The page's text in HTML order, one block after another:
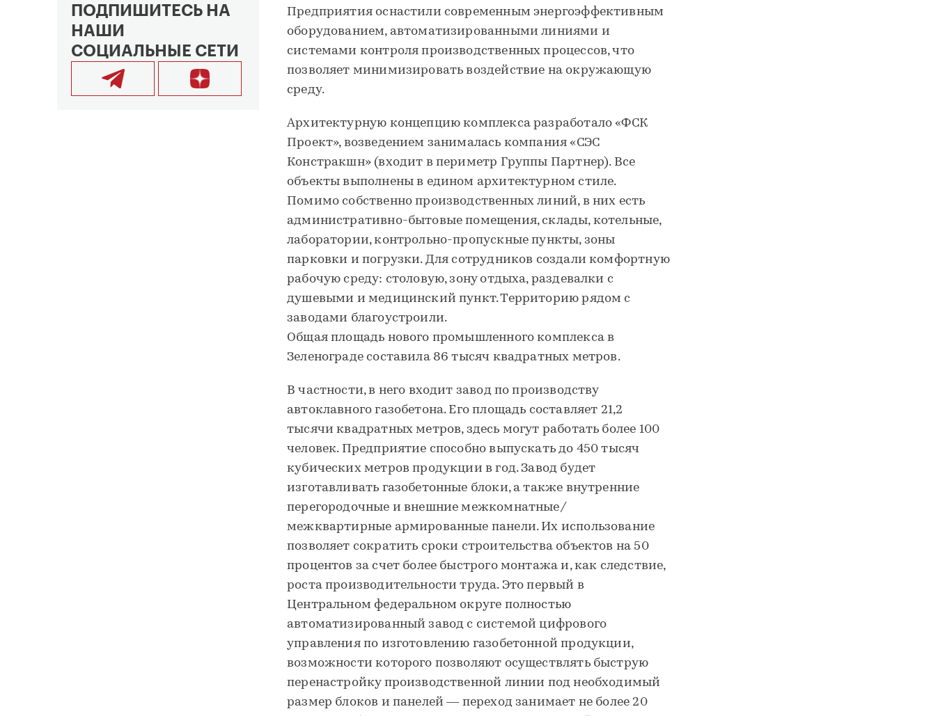
Предприятия оснастили современным энергоэффективным
оборудованием, автоматизированными линиями и
системами контроля производственных процессов, что
позволяет минимизировать воздействие на окружающую
среду.
Архитектурную концепцию комплекса разработало «ФСК
Проект», возведением занималась компания «СЭС
Констракшн» (входит в периметр Группы Партнер). Все
объекты выполнены в едином архитектурном стиле.
Помимо собственно производственных линий, в них есть
административно-бытовые помещения, склады, котельные,
лаборатории, контрольно-пропускные пункты, зоны
парковки и погрузки. Для сотрудников создали комфортную
рабочую среду: столовую, зону отдыха, раздевалки с
душевыми и медицинский пункт. Территорию рядом с
заводами благоустроили.
Общая площадь нового промышленного комплекса в
Зеленограде составила 86 тысяч квадратных метров.
В частности, в него входит завод по производству
автоклавного газобетона. Его площадь составляет 21,2
тысячи квадратных метров, здесь могут работать более 100
человек. Предприятие способно выпускать до 450 тысяч
кубических метров продукции в год. Завод будет
изготавливать газобетонные блоки, а также внутренние
перегородочные и внешние межкомнатные/
межквартирные армированные панели. Их использование
позволяет сократить сроки строительства объектов на 50
процентов за счет более быстрого монтажа и, как следствие,
роста производительности труда. Это первый в
Центральном федеральном округе полностью
автоматизированный завод с системой цифрового
управления по изготовлению газобетонной продукции,
возможности которого позволяют осуществлять быструю
перенастройку производственной линии под необходимый
размер блоков и панелей — переход занимает не более 20
ПОДПИШИТЕСЬ НА
НАШИ
СОЦИАЛЬНЫЕ СЕТИ